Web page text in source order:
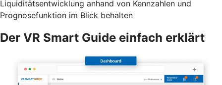
Liquiditätsentwicklung anhand von Kennzahlen und
Prognosefunktion im Blick behalten
Der VR Smart Guide einfach erklärt